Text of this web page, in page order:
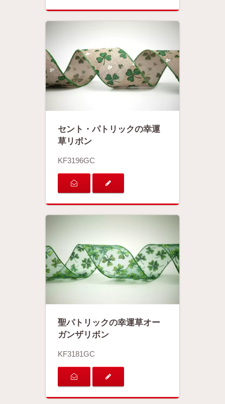
セント・パトリックの幸運
草リボン
KF3196GC
聖パトリックの幸運草オー
ガンザリボン
KF3181GC